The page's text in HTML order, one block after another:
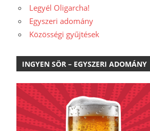
Legyél Oligarcha!
Egyszeri adomány
Közösségi gyűjtések
INGYEN SÖR – EGYSZERI ADOMÁNY